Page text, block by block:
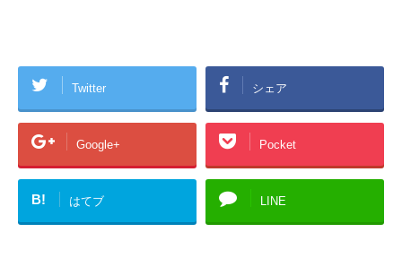
Twitter シェア
Google+ Pocket
B! はてブ LINE